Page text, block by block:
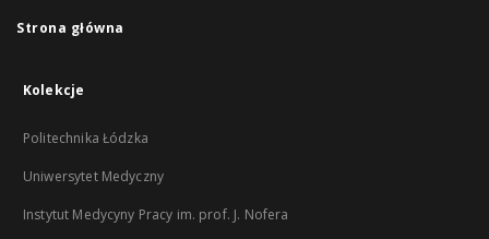
Strona główna
Kolekcje
Politechnika Łódzka
Uniwersytet Medyczny
Instytut Medycyny Pracy im. prof. J. Nofera